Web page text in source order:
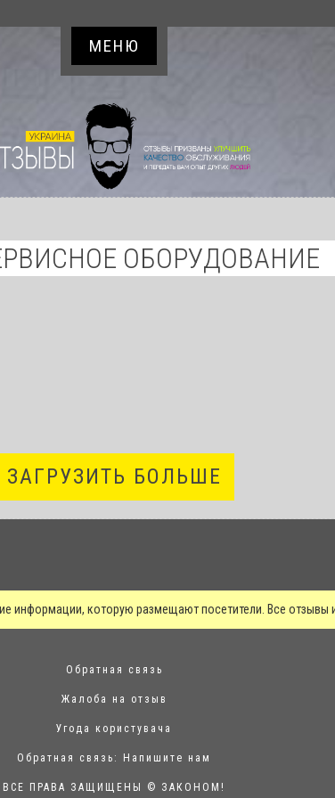
МЕНЮ
ОБОРУДОВАНИЕ
ЗАГРУЗИТЬ БОЛЬШЕ
информации, которую размещают посетители. Все
Обратная связь
Жалоба на отзыв
Угода користувача
Обратная связь: Напишите нам
ВСЕ ПРАВА ЗАЩИЩЕНЫ © ЗАКОНОМ!